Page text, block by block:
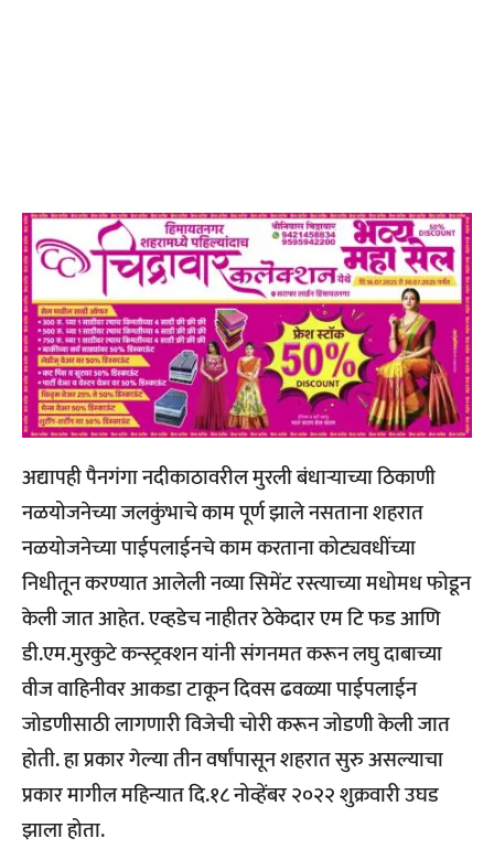
अद्यापही पैनगंगा नदीकाठावरील मुरली बंधाऱ्याच्या ठिकाणी
नळयोजनेच्या जलकुंभाचे काम पूर्ण झाले नसताना शहरात
नळयोजनेच्या पाईपलाईनचे काम करताना कोट्यवधींच्या
निधीतून करण्यात आलेली नव्या सिमेंट रस्त्याच्या मधोमध फोडून
केली जात आहेत. एव्हडेच नाहीतर ठेकेदार एम टि फड आणि
डी.एम.मुरकुटे कन्स्ट्रक्शन यांनी संगनमत करून लघु दाबाच्या
वीज वाहिनीवर आकडा टाकून दिवस ढवळ्या पाईपलाईन
जोडणीसाठी लागणारी विजेची चोरी करून जोडणी केली जात
होती. हा प्रकार गेल्या तीन वर्षांपासून शहरात सुरु असल्याचा
प्रकार मागील महिन्यात दि.१८ नोव्हेंबर २०२२ शुक्रवारी उघड
झाला होता.